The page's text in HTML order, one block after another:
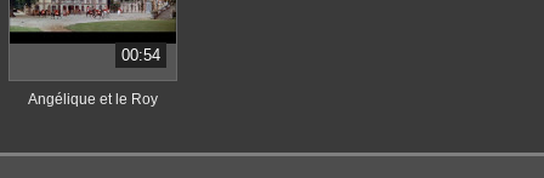
00:54
Angélique et le Roy